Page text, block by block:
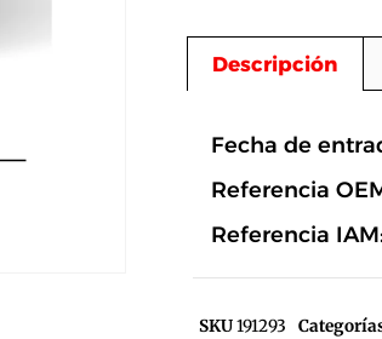
Descripción
Fecha de
Referencia
Referencia
SKU191293